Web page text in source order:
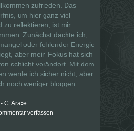
zufrieden. Das
um hier ganz viel
zu reflektieren, ist mir
Zunächst dachte ich,
oder fehlender Energie
aber mein Fokus hat sich
schlicht verändert. Mit dem
werde ich sicher nicht, aber
noch weniger bloggen.
C. Araxe
verfassen